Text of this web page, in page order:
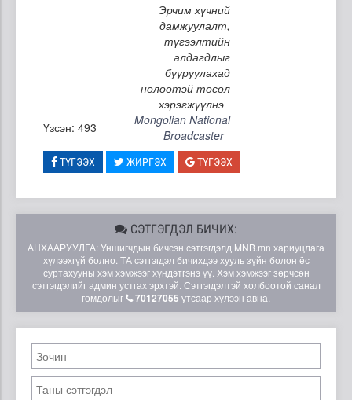
Эрчим хүчний
дамжуулалт,
түгээлтийн
алдагдлыг
бууруулахад
нөлөөтэй төсөл
хэрэгжүүлнэ
Үзсэн: 493
Mongolian National
Broadcaster
ТҮГЭЭХ ЖИРГЭХ ТҮГЭЭХ
СЭТГЭГДЭЛ БИЧИХ:
АНХААРУУЛГА: Уншигчдын бичсэн сэтгэгдэлд MNB.mn хариуцлага
хүлээхгүй болно. ТА сэтгэгдэл бичихдээ хууль зүйн болон ёс
суртахууны хэм хэмжээг хүндэтгэнэ үү. Хэм хэмжээг зөрчсөн
сэтгэгдэлийг админ устгах эрхтэй. Сэтгэгдэлтэй холбоотой санал
гомдолыг
70127055 утсаар хүлээн авна.